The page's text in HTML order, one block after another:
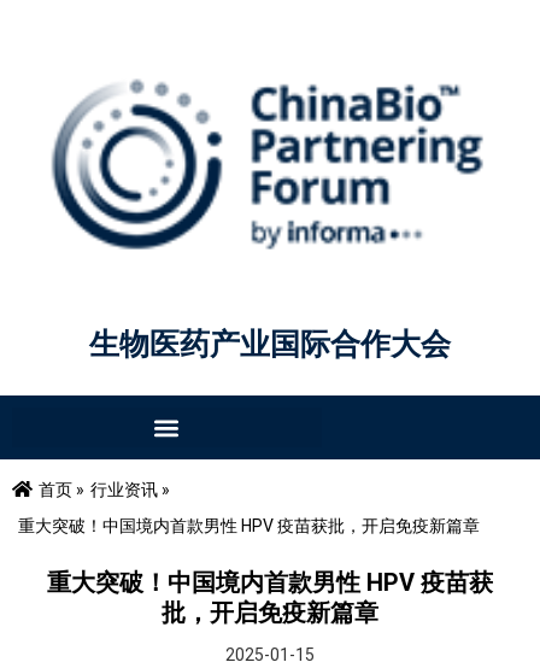
生物医药产业国际合作大会
首页 » 行业资讯 »
重大突破！中国境内首款男性 HPV 疫苗获批，开启免疫新篇章
重大突破！中国境内首款男性 HPV 疫苗获
批，开启免疫新篇章
2025-01-15